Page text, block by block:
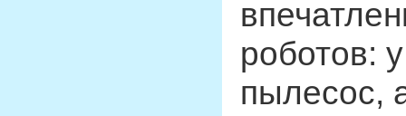
роботов:
пылесос,